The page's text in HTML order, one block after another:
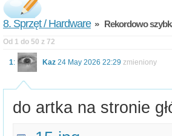
8. Sprzęt / Hardware» Rekordowo
Od 1 do 50 z 72
1: Kaz 24 May 2026 22:29 zmieniony
do artka na stronie